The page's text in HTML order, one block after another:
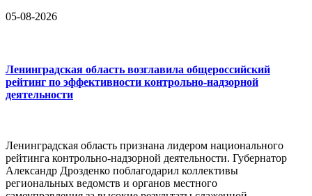
05-08-2026
Ленинградская область возглавила общероссийский
рейтинг по эффективности контрольно-надзорной
деятельности
Ленинградская область признана лидером национального
рейтинга контрольно-надзорной деятельности. Губернатор
Александр Дрозденко поблагодарил коллективы
региональных ведомств и органов местного